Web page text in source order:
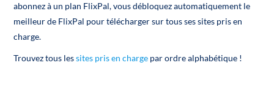
abonnez à un plan FlixPal, vous débloquez automatiquement le
meilleur de FlixPal pour télécharger sur tous ses sites pris en
charge.
Trouvez tous lessites pris en charge par ordre alphabétique !